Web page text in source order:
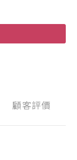
顧客評價